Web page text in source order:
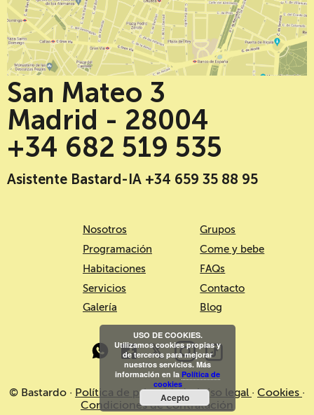
San Mateo 3
Madrid - 28004
+34 682 519 535
Asistente Bastard-IA +34 659 35 88 95
Nosotros
Programación
Habitaciones
Servicios
Galería
Grupos
Come y bebe
FAQs
Contacto
Blog
© Bastardo · Política de privacidad·Aviso legal · Cookies ·
Condiciones de contratación
USO DE COOKIES.
Utilizamos cookies propias y
de terceros para mejorar
nuestros servicios. Más
información en la Política de
cookies
Acepto